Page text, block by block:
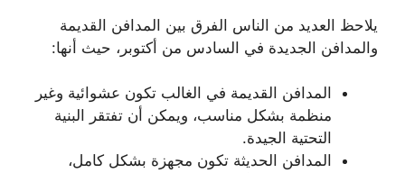
يلاحظ العديد من الناس الفرق بين المدافن القديمة
والمدافن الجديدة في السادس من أكتوبر، حيث أنها:
المدافن القديمة في الغالب تكون عشوائية وغير
منظمة بشكل مناسب، ويمكن أن تفتقر البنية
التحتية الجيدة.
المدافن الحديثة تكون مجهزة بشكل كامل،